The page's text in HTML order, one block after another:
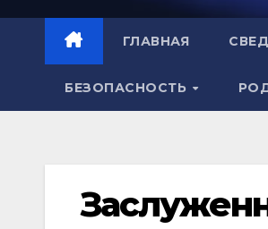
ГЛАВНАЯ
БЕЗОПАСНОСТЬ